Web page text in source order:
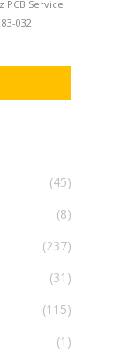
PCB Service
032
(45)
(8)
(237)
(31)
(115)
(1)